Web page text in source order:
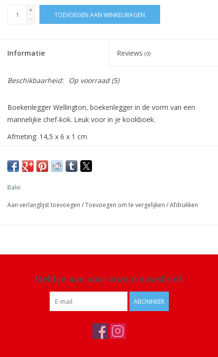
+
-
TOEVOEGEN AAN WINKELWAGEN
Informatie Reviews (0)
Beschikbaarheid: Op voorraad(5)
Boekenlegger Wellington, boekenlegger in de vorm van een
mannelijke chef-kok. Leuk voor in je kookboek.
Afmeting: 14,5 x 6 x 1 cm
Balvi
Aan verlanglijst toevoegen /Toevoegen om te vergelijken /Afdrukken
Meld je aan voor onze nieuwsbrief:
ABONNEER